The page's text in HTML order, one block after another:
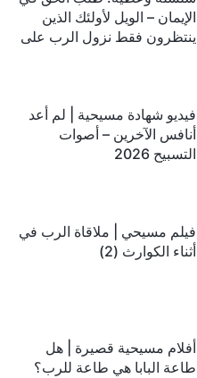
الإيمان – الويل لأولئك الذين
ينتظرون فقط نزول الرب على
فيديو شهادة مسيحية | لم أعد
أنافس الآخرين – أصوات
التسبيح 2026
فيلم مسيحي | ملاقاة الرب في
أثناء الكوارث (2)
أفلام مسيحية قصيرة | هل
طاعة البابا هي طاعة للرب؟